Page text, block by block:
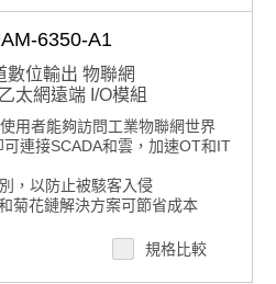
6350-A1
數位輸出 物聯網
太網遠端 I/O模組
用者能夠訪問工業物聯網世界
連接SCADA和雲，加速OT和IT
，以防止被駭客入侵
菊花鏈解決方案可節省成本
規格比較